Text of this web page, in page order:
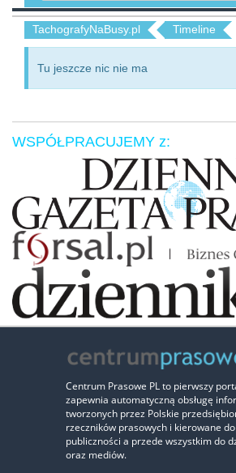
TachografyNaBusy.pl Timeline
Tu jeszcze nic nie ma
WSPÓŁPRACUJEMY z:
Zaufali nam:
Centrum Prasowe PL to pierwszy
zapewnia automatyczną obsługę
tworzonych przez Polskie
rzeczników prasowych i kierowane
publiczności a przede wszystkim do
oraz mediów.